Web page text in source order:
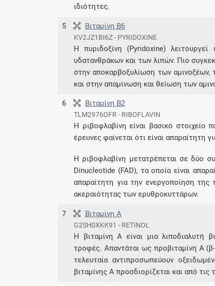
ιδιότητες.
5 Βιταμίνη Β6
KV2JZ1BI6Z - PYRIDOXINE
Η πυριδοξίνη (Pyridoxine)
υδατανθράκων και των λιπών. Πιο
στην αποκαρβοξυλίωση των αμινοξέων,
και στην απαμίνωση και θείωση των
6 Βιταμίνη Β2
TLM2976OFR - RIBOFLAVIN
Η ριβοφλαβίνη είναι βασικό στοιχείο
έρευνες φαίνεται ότι είναι απαραίτητη
Η ριβοφλαβίνη μετατρέπεται σε δύο
Dinucleotide (FAD), τα οποία είναι
απαραίτητη για την ενεργοποίηση της
ακεραιότητας των ερυθροκυττάρων.
7 Βιταμίνη Α
G2SH0XKK91 - RETINOL
Η βιταμίνη Α είναι μια λιποδιαλυτή
τροφές. Απαντάται ως προβιταμίνη Α (β-
τελευταία αντιπροσωπεύουν
βιταμίνης Α προσδιορίζεται και από